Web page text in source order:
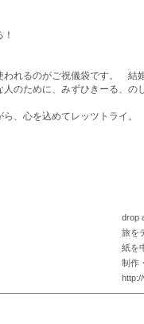
われるのがご祝儀袋です。 結
のために、みずひきーる、の
、心を込めてレッツトライ
drop
旅を
紙を
制作